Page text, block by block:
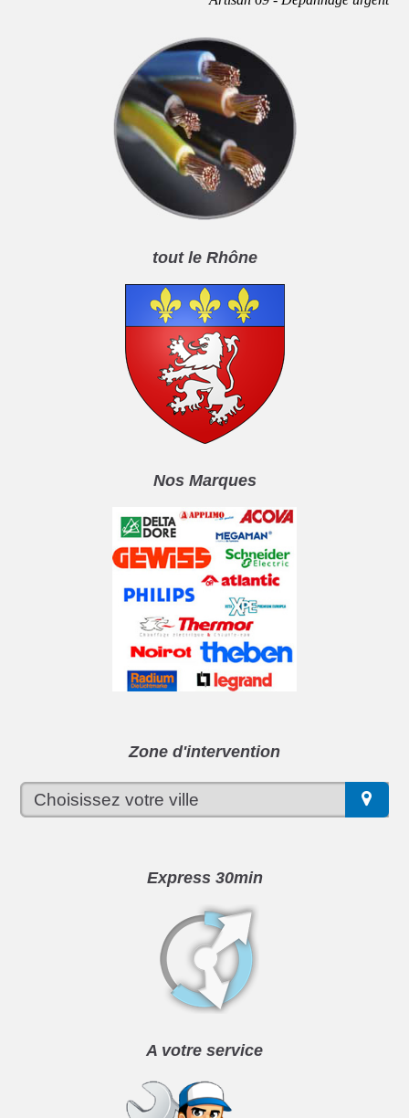
tout le Rhône
Nos Marques
Zone d'intervention
Express 30min
A votre service